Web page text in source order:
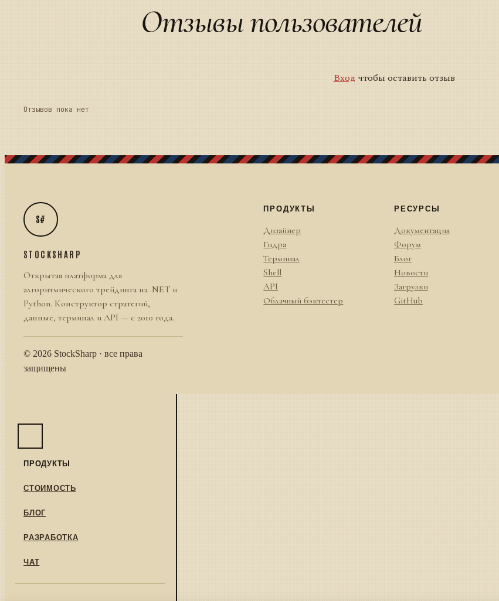
Отзывы пользователей
Вход чтобы оставить отзыв
Отзывов пока нет
S#
STOCKSHARP
Открытая платформа для
алгоритмического трейдинга на .NET и
Python. Конструктор стратегий,
данные, терминал и API — с 2010 года.
© 2026 StockSharp · все права
защищены
ПРОДУКТЫ
Дизайнер
Гидра
Терминал
Shell
API
Облачный бэктестер
РЕСУРСЫ
Документация
Форум
Блог
Новости
Загрузки
GitHub
ПРОДУКТЫ
СТОИМОСТЬ
БЛОГ
РАЗРАБОТКА
ЧАТ